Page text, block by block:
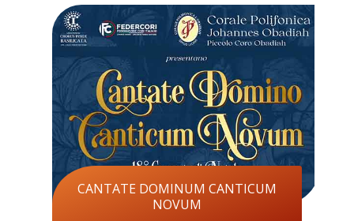
CANTATE DOMINUM CANTICUM
NOVUM